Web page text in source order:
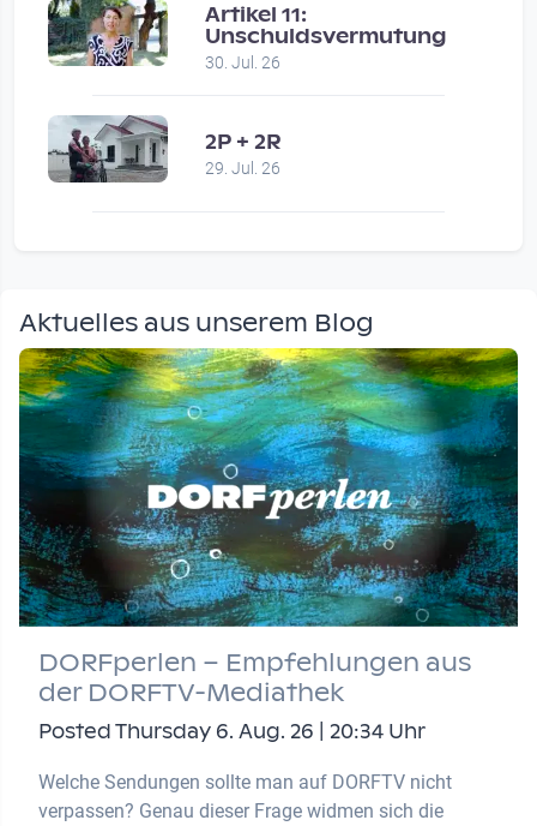
Artikel 11:
Unschuldsvermutung
30. Jul. 26
2P + 2R
29. Jul. 26
Aktuelles aus unserem Blog
DORFperlen – Empfehlungen aus
der DORFTV-Mediathek
Posted Thursday 6. Aug. 26 | 20:34 Uhr
Welche Sendungen sollte man auf DORFTV nicht
verpassen? Genau dieser Frage widmen sich die